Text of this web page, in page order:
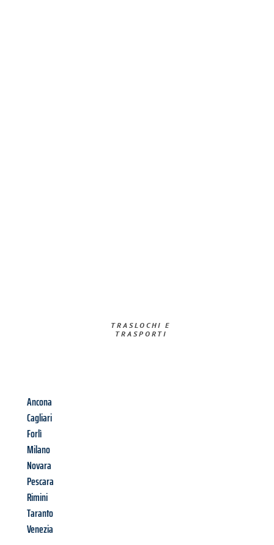
TRASLOCHI E
TRASPORTI​
Ancona
Cagliari
Forlì
Milano
Novara
Pescara
Rimini
Taranto
Venezia